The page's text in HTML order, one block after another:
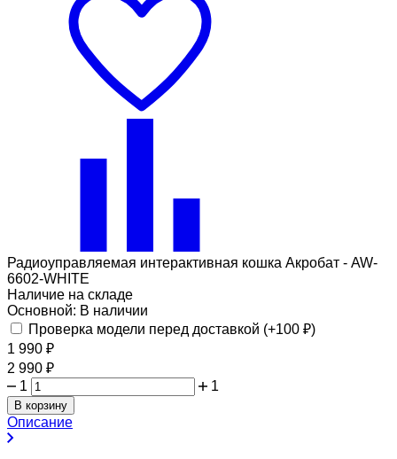
Радиоуправляемая интерактивная кошка Акробат - AW-
6602-WHITE
Наличие на складе
Основной: В наличии
Проверка модели перед доставкой (+100 ₽)
1 990 ₽
2 990 ₽
1
1
В корзину
Описание